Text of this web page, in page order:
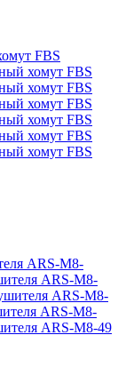
FBS
хомут FBS
хомут FBS
хомут FBS
хомут FBS
хомут FBS
хомут FBS
ARS-M8-
ARS-M8-
ARS-M8-
ARS-M8-
ARS-M8-49